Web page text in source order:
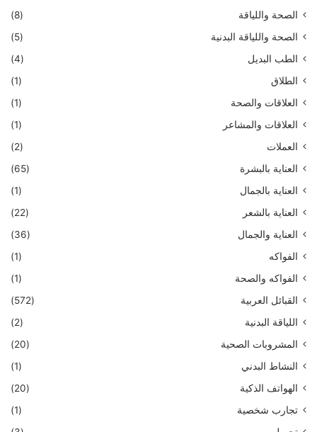
الصحة واللياقة
(8)
الصحة واللياقة البدنية
(5)
الطب البديل
(4)
الطلاق
(1)
العلاقات والصحة
(1)
العلاقات والمشاعر
(1)
العملات
(2)
العناية بالبشرة
(65)
العناية بالجمال
(1)
العناية بالشعر
(22)
العناية والجمال
(36)
الفواكه
(1)
الفواكه والصحة
(1)
القبائل العربية
(572)
اللياقة البدنية
(2)
المشروبات الصحية
(20)
النشاط البدني
(1)
الهواتف الذكية
(20)
تجارب شخصية
(1)